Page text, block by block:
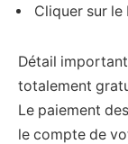
Cliquer sur
Détail
totalement
Le paiement
le compte de